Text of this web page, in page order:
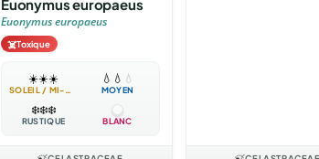
Euonymus europaeus
Euonymus europaeus
☠️Toxique
☀️☀️☀️
SOLEIL / MI-OMBRE
💧 💧 💧
MOYEN
❄️❄️❄️
RUSTIQUE BLANC